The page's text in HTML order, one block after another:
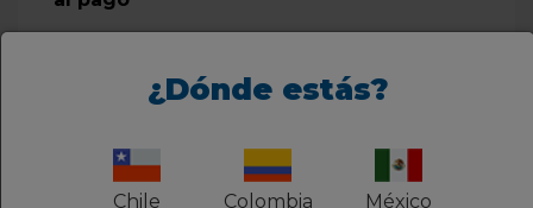
¿Dónde estás?
Chile Colombia México